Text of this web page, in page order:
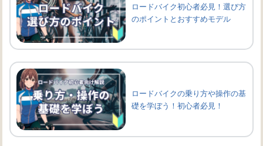
ロードバイク初心者必見！選び方
のポイントとおすすめモデル
ロードバイクの乗り方や操作の基
礎を学ぼう！初心者必見！